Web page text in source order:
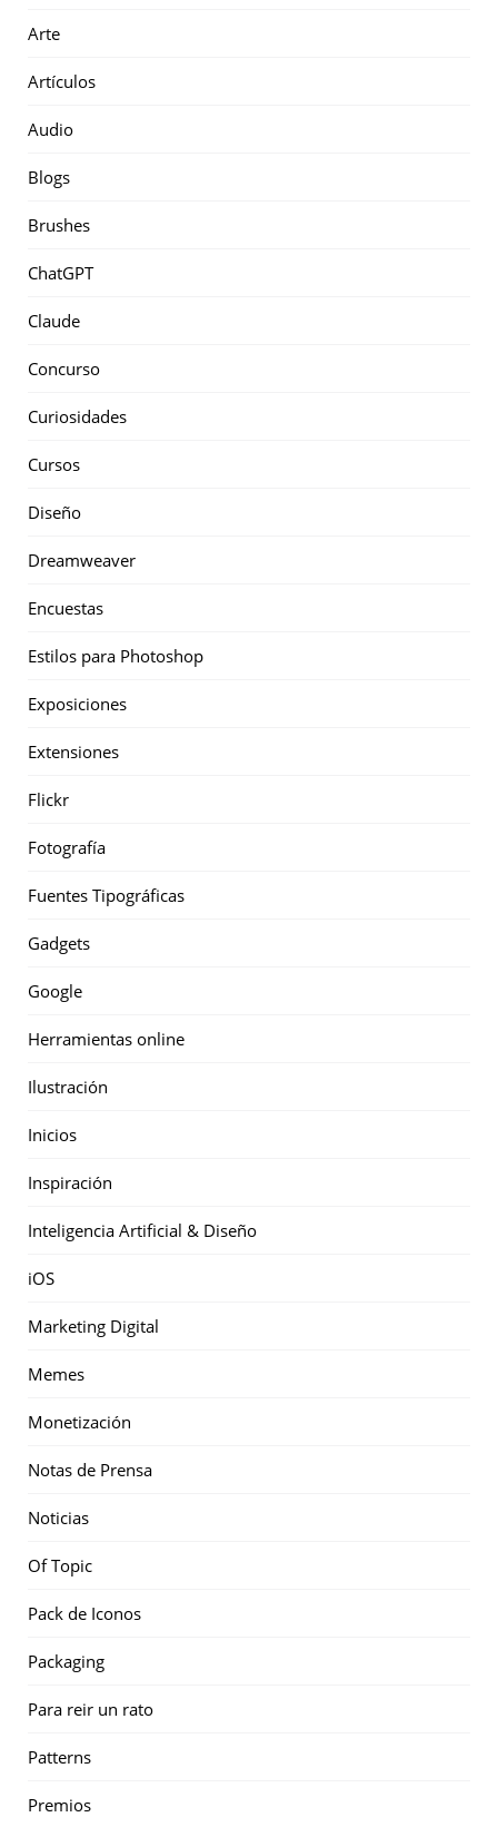
Arte
Artículos
Audio
Blogs
Brushes
ChatGPT
Claude
Concurso
Curiosidades
Cursos
Diseño
Dreamweaver
Encuestas
Estilos para Photoshop
Exposiciones
Extensiones
Flickr
Fotografía
Fuentes Tipográficas
Gadgets
Google
Herramientas online
Ilustración
Inicios
Inspiración
Inteligencia Artificial & Diseño
iOS
Marketing Digital
Memes
Monetización
Notas de Prensa
Noticias
Of Topic
Pack de Iconos
Packaging
Para reir un rato
Patterns
Premios